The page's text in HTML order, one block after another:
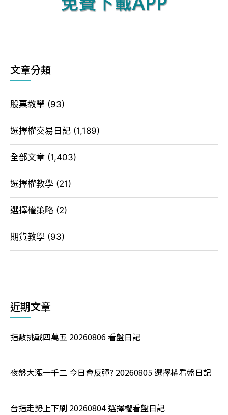
文章分類
股票教學 (93)
選擇權交易日記 (1,189)
全部文章 (1,403)
選擇權教學 (21)
選擇權策略 (2)
期貨教學 (93)
近期文章
指數挑戰四萬五 20260806 看盤日記
夜盤大漲一千二 今日會反彈? 20260805 選擇權看盤日記
台指走勢上下刷 20260804 選擇權看盤日記